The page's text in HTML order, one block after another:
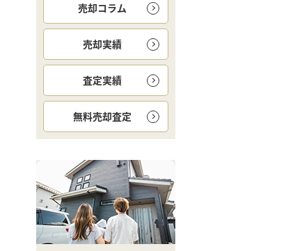
売却コラム
売却実績
査定実績
無料売却査定